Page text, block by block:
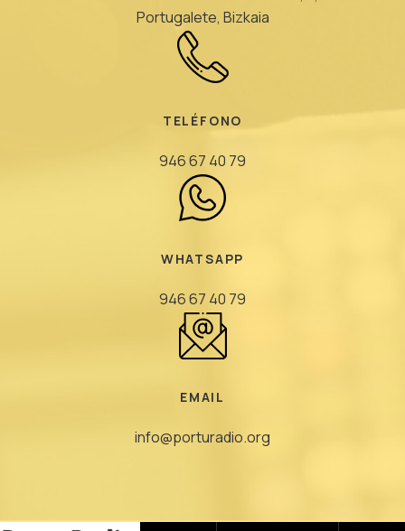
Portugalete, Bizkaia
TELÉFONO
946 67 40 79
WHATSAPP
946 67 40 79
EMAIL
info@porturadio.org